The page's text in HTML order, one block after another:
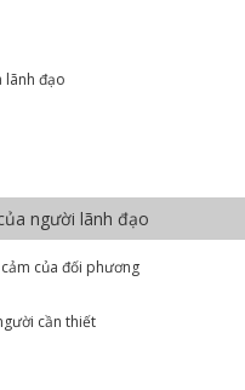
lãnh đạo
người lãnh đạo
của đối phương
cần thiết